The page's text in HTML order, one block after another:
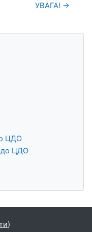
УВАГА! →
ЦДО
ЦДО
)